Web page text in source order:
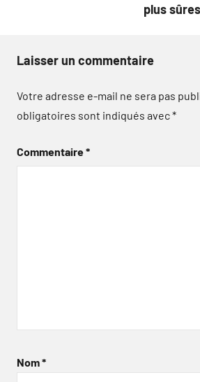
plus
Laisser un commentaire
Votre adresse e-mail ne sera pas
obligatoires sont indiqués avec*
Commentaire*
Nom*